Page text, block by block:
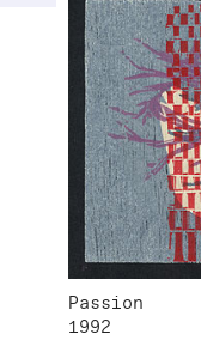
Passion
1992